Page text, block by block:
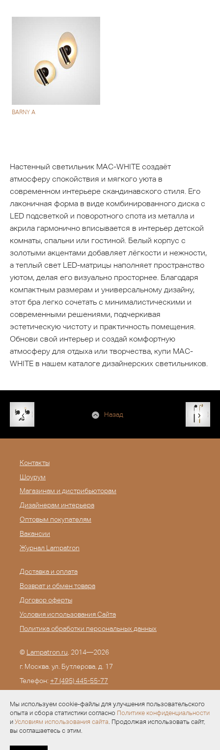
Мы используем cookie-файлы для улучшения пользовательского
опыта и сбора статистики согласно Политике конфиденциальности
и Условиям использования сайта. Продолжая использовать сайт,
вы соглашаетесь с этим.
BARNY A
Настенный светильник MAC-WHITE создаёт
атмосферу спокойствия и мягкого уюта в
современном интерьере скандинавского стиля. Его
лаконичная форма в виде комбинированного диска с
LED подсветкой и поворотного спота из металла и
акрила гармонично вписывается в интерьер детской
комнаты, спальни или гостиной. Белый корпус с
золотыми акцентами добавляет лёгкости и нежности,
а теплый свет LED-матрицы наполняет пространство
уютом, делая его визуально просторнее. Благодаря
компактным размерам и универсальному дизайну,
этот бра легко сочетать с минималистическими и
современными решениями, подчеркивая
эстетическую чистоту и практичность помещения.
Обнови свой интерьер и создай комфортную
атмосферу для отдыха или творчества, купи MAC-
WHITE в нашем каталоге дизайнерских светильников.
Назад
Контакты
Шоурум
Магазинам и дистрибьюторам
Дизайнерам интерьера
Оптовым покупателям
Вакансии
Журнал Lampatron
Доставка и оплата
Возврат и обмен товара
Договор оферты
Условия использования Сайта
Политика обработки персональных данных
© Lampatron.ru, 2014—2026
г. Москва. ул. Бутлерова, д. 17
Телефон: +7 (495) 445-55-77
Разработка —Evid.ru